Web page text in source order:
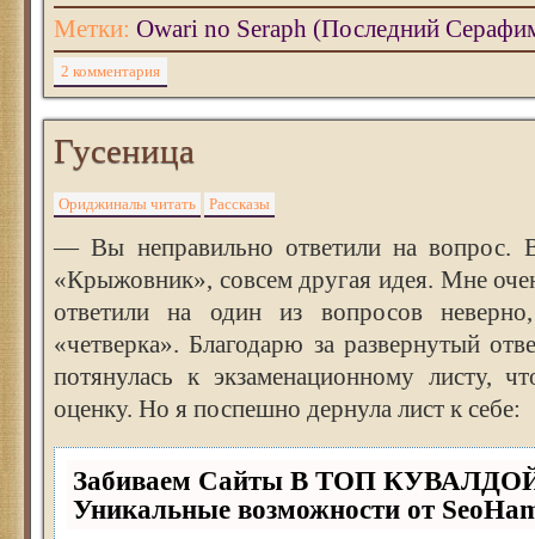
Метки: Owari no Seraph (Последний
2 комментария
Гусеница
Ориджиналы читать Рассказы
— Вы неправильно ответили на вопрос. В
«Крыжовник», совсем другая идея. Мне
ответили на один из вопросов
«четверка». Благодарю за развернутый
потянулась к экзаменационному листу,
оценку. Но я поспешно дернула лист к себе:
Забиваем Сайты В ТОП
Уникальные возможности от